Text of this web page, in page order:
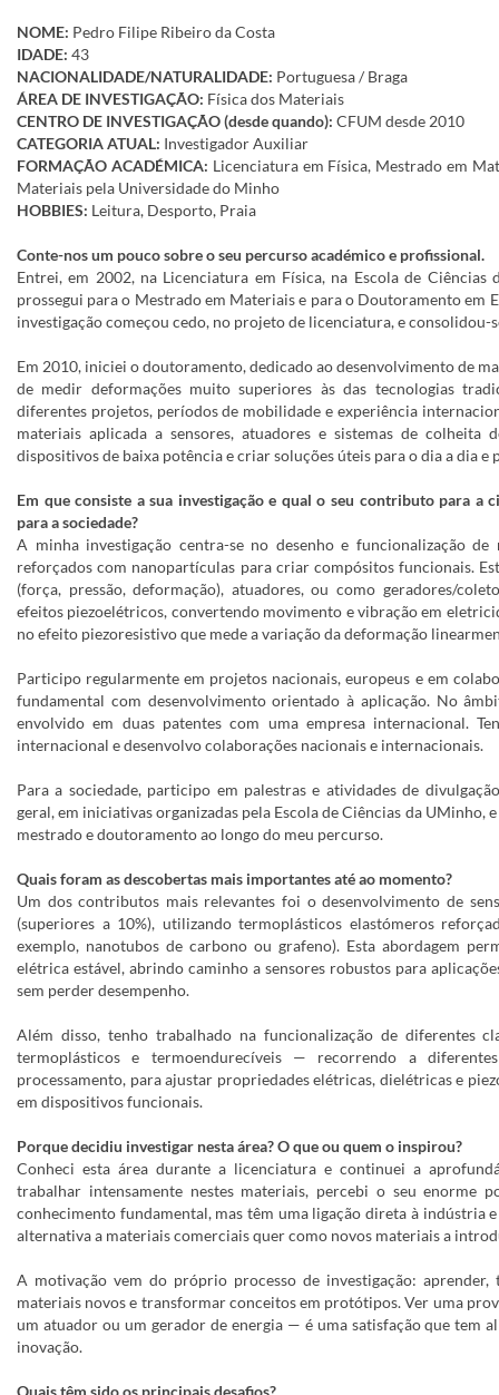
NOME: Pedro Filipe Ribeiro da Costa
IDADE: 43
NACIONALIDADE/NATURALIDADE: Portuguesa / Braga
ÁREA DE INVESTIGAÇÃO: Física dos Materiais
CENTRO DE INVESTIGAÇÃO (desde quando): CFUM desde 2010
CATEGORIA ATUAL: Investigador Auxiliar
FORMAÇÃO ACADÉMICA: Licenciatura em Física, Mestrado em
Materiais pela Universidade do Minho
HOBBIES: Leitura, Desporto, Praia
Conte-nos um pouco sobre o seu percurso académico e profissional.
Entrei, em 2002, na Licenciatura em Física, na Escola de
prossegui para o Mestrado em Materiais e para o Doutoramento em
investigação começou cedo, no projeto de licenciatura, e consolidou-
Em 2010, iniciei o doutoramento, dedicado ao desenvolvimento de
de medir deformações muito superiores às das tecnologias
diferentes projetos, períodos de mobilidade e experiência
materiais aplicada a sensores, atuadores e sistemas de
dispositivos de baixa potência e criar soluções úteis para o dia a dia e
Em que consiste a sua investigação e qual o seu contributo para a
para a sociedade?
A minha investigação centra-se no desenho e funcionalização
reforçados com nanopartículas para criar compósitos funcionais.
(força, pressão, deformação), atuadores, ou como geradores/
efeitos piezoelétricos, convertendo movimento e vibração em
no efeito piezoresistivo que mede a variação da deformação
Participo regularmente em projetos nacionais, europeus e em
fundamental com desenvolvimento orientado à aplicação. No
envolvido em duas patentes com uma empresa internacional.
internacional e desenvolvo colaborações nacionais e internacionais.
Para a sociedade, participo em palestras e atividades de
geral, em iniciativas organizadas pela Escola de Ciências da
mestrado e doutoramento ao longo do meu percurso.
Quais foram as descobertas mais importantes até ao momento?
Um dos contributos mais relevantes foi o desenvolvimento de
(superiores a 10%), utilizando termoplásticos elastómeros
exemplo, nanotubos de carbono ou grafeno). Esta abordagem
elétrica estável, abrindo caminho a sensores robustos para
sem perder desempenho.
Além disso, tenho trabalhado na funcionalização de diferentes
termoplásticos e termoendurecíveis — recorrendo a
processamento, para ajustar propriedades elétricas, dielétricas e
em dispositivos funcionais.
Porque decidiu investigar nesta área? O que ou quem o inspirou?
Conheci esta área durante a licenciatura e continuei a
trabalhar intensamente nestes materiais, percebi o seu enorme
conhecimento fundamental, mas têm uma ligação direta à indústria
alternativa a materiais comerciais quer como novos materiais a
A motivação vem do próprio processo de investigação: aprender,
materiais novos e transformar conceitos em protótipos. Ver uma
um atuador ou um gerador de energia — é uma satisfação que tem
inovação.
Quais têm sido os principais desafios?